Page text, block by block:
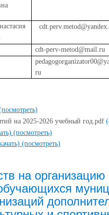
cdt-perv-metod@mail.ru
ru
на 2025-2026 учебный год.pdf
(посмотреть)
(посмотреть)
на организацию